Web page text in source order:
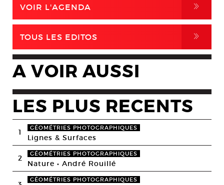
VOIR L'AGENDA ,
TOUS LES EDITOS ,
A VOIR AUSSI
LES PLUS RECENTS
1 GÉOMÉTRIES PHOTOGRAPHIQUES
Lignes & Surfaces
2 GÉOMÉTRIES PHOTOGRAPHIQUES
Nature • André Rouillé
GÉOMÉTRIES PHOTOGRAPHIQUES